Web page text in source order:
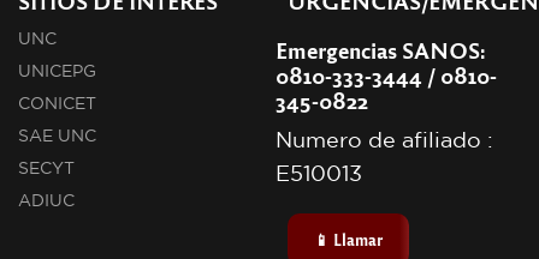
UNC
UNICEPG
CONICET
SAE UNC
SECYT
ADIUC
Emergencias SANOS:
0810-333-3444 / 0810-
345-0822
Numero de afiliado :
E510013
📱 Llamar